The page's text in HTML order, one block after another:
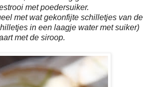
met poedersuiker.
met wat gekonfijte schilletjes van de
in een laagje water met suiker)
met de siroop.